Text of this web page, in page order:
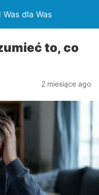
dla Was
to, co
2 miesiące ago